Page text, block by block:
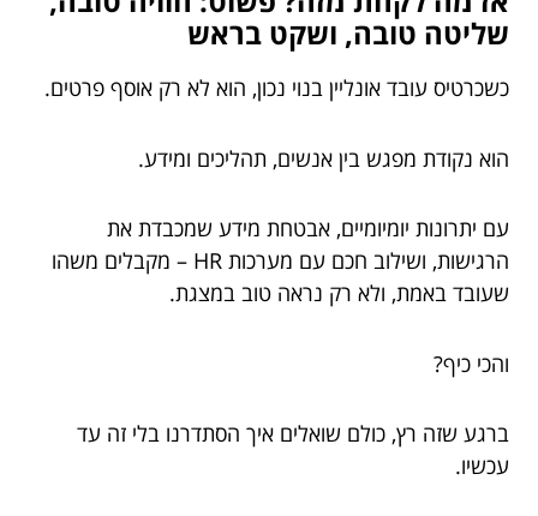
שליטה טובה, ושקט בראש
כשכרטיס עובד אונליין בנוי נכון, הוא לא רק אוסף פרטים.
הוא נקודת מפגש בין אנשים, תהליכים ומידע.
עם יתרונות יומיומיים, אבטחת מידע שמכבדת את
הרגישות, ושילוב חכם עם מערכות HR – מקבלים משהו
שעובד באמת, ולא רק נראה טוב במצגת.
והכי כיף?
ברגע שזה רץ, כולם שואלים איך הסתדרנו בלי זה עד
עכשיו.